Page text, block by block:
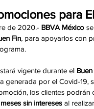
para
de 2020.- BBVA México
Fin, para apoyarlos con
vigente durante el
generada por el Covid-19,
los clientes podrán
sin intereses al